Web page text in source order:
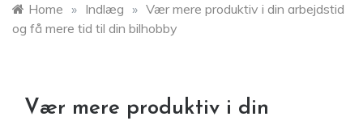
Home » Indlæg » Vær mere produktiv i din arbejdstid
og få mere tid til din bilhobby
Vær mere produktiv i din